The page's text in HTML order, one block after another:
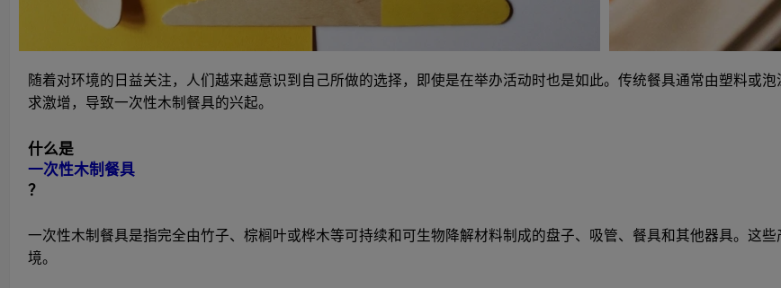
随着对环境的日益关注，人们越来越意识到自己所做的选择，即使是在举办活动时也是如此。传统餐具通常由塑料或
求激增，导致一次性木制餐具的兴起。
什么是
一次性木制餐具
？
一次性木制餐具是指完全由竹子、棕榈叶或桦木等可持续和可生物降解材料制成的盘子、吸管、餐具和其他器具。这
境。